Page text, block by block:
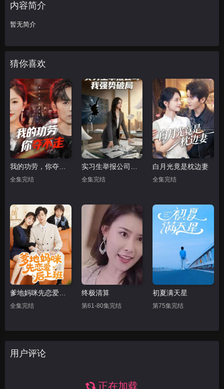
内容简介
暂无简介
猜你喜欢
我的功劳，你夺不走
全集完结
实习生举报公司，我强势破局
全集完结
白月光竟是枕边妻
全集完结
全集完结
终极清算
第61-80集完结
初夏满天星
第75集完结
用户评论
正在加载